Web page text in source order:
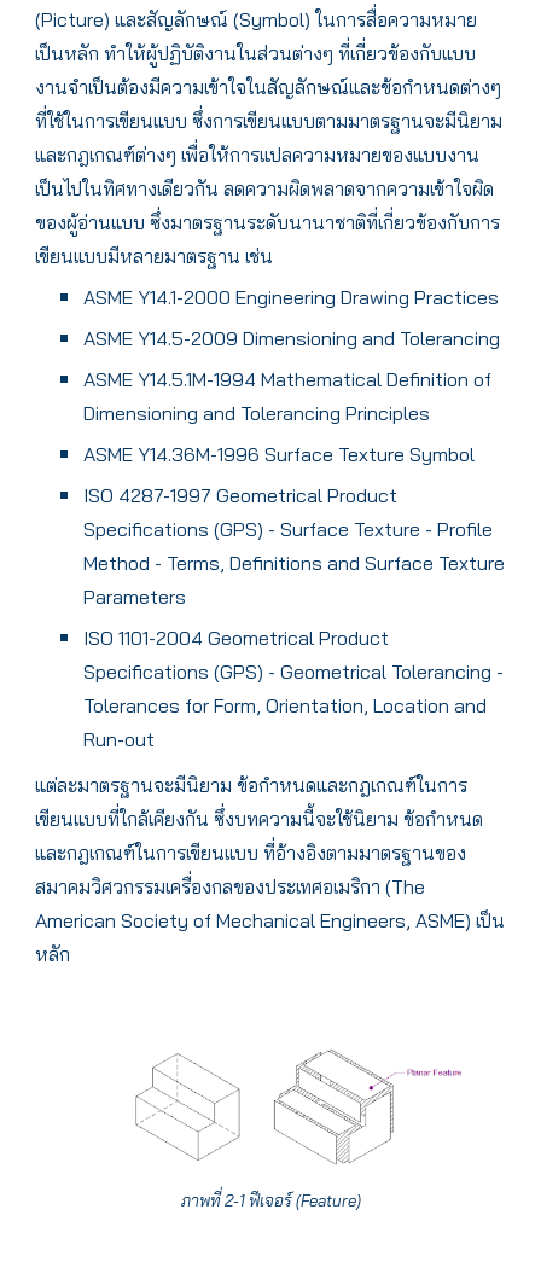
(Picture) และสัญลักษณ์ (Symbol) ในการสื่อความหมาย
เป็นหลัก ทำให้ผู้ปฏิบัติงานในส่วนต่างๆ ที่เกี่ยวข้องกับแบบ
งานจำเป็นต้องมีความเข้าใจในสัญลักษณ์และข้อกำหนดต่างๆ
ที่ใช้ในการเขียนแบบ ซึ่งการเขียนแบบตามมาตรฐานจะมีนิยาม
และกฎเกณฑ์ต่างๆ เพื่อให้การแปลความหมายของแบบงาน
เป็นไปในทิศทางเดียวกัน ลดความผิดพลาดจากความเข้าใจผิด
ของผู้อ่านแบบ ซึ่งมาตรฐานระดับนานาชาติที่เกี่ยวข้องกับการ
เขียนแบบมีหลายมาตรฐาน เช่น
ASME Y14.1-2000 Engineering Drawing Practices
ASME Y14.5-2009 Dimensioning and Tolerancing
ASME Y14.5.1M-1994 Mathematical Definition of
Dimensioning and Tolerancing Principles
ASME Y14.36M-1996 Surface Texture Symbol
ISO 4287-1997 Geometrical Product
Specifications (GPS) - Surface Texture - Profile
Method - Terms, Definitions and Surface Texture
Parameters
ISO 1101-2004 Geometrical Product
Specifications (GPS) - Geometrical Tolerancing -
Tolerances for Form, Orientation, Location and
Run-out
แต่ละมาตรฐานจะมีนิยาม ข้อกำหนดและกฎเกณฑ์ในการ
เขียนแบบที่ใกล้เคียงกัน ซึ่งบทความนี้จะใช้นิยาม ข้อกำหนด
และกฎเกณฑ์ในการเขียนแบบ ที่อ้างอิงตามมาตรฐานของ
สมาคมวิศวกรรมเครื่องกลของประเทศอเมริกา (The
American Society of Mechanical Engineers, ASME) เป็น
หลัก
ภาพที่ 2-1 ฟีเจอร์ (Feature)